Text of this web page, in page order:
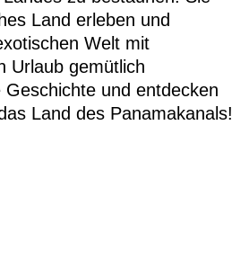
Land erleben und
Welt mit
Urlaub gemütlich
und entdecken
Land des Panamakanals!